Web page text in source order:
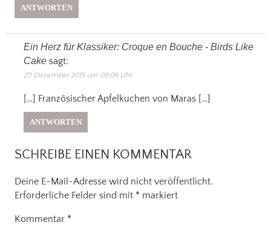
ANTWORTEN
Ein Herz für Klassiker: Croque en Bouche - Birds Like
Cake sagt:
27. Dezember 2015 um 09:08 Uhr
[…] Französischer Apfelkuchen von Maras […]
ANTWORTEN
SCHREIBE EINEN KOMMENTAR
Deine E-Mail-Adresse wird nicht veröffentlicht.
Erforderliche Felder sind mit * markiert
Kommentar *